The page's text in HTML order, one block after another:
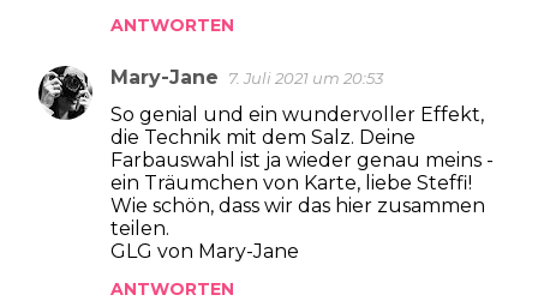
a
r
ANTWORTEN
Mary-Jane 7. Juli 2021 um 20:53
So genial und ein wundervoller Effekt,
die Technik mit dem Salz. Deine
Farbauswahl ist ja wieder genau meins -
ein Träumchen von Karte, liebe Steffi!
Wie schön, dass wir das hier zusammen
teilen.
GLG von Mary-Jane
ANTWORTEN